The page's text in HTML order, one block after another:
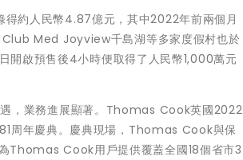
得約人民幣4.87億元，其中2022年前兩個月
Med Joyview千島湖等多家度假村也於
開啟預售後4小時便取得了人民幣1,000萬元
，業務進展顯著。Thomas Cook英國2022
周年慶典。慶典現場，Thomas Cook與保
Thomas Cook用戶提供覆蓋全國18個省市3